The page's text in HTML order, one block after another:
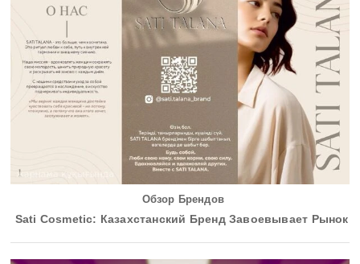
Обзор Брендов
Sati Cosmetic: Казахстанский Бренд Завоевывает Рынок